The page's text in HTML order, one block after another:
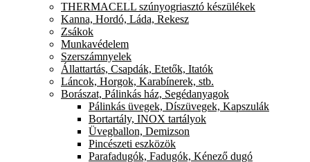
THERMACELL szúnyogriasztó készülékek
Kanna, Hordó, Láda, Rekesz
Zsákok
Munkavédelem
Szerszámnyelek
Állattartás, Csapdák, Etetők, Itatók
Láncok, Horgok, Karabínerek, stb.
Borászat, Pálinkás ház, Segédanyagok
Pálinkás üvegek, Díszüvegek, Kapszulák
Bortartály, INOX tartályok
Üvegballon, Demizson
Pincészeti eszközök
Parafadugók, Fadugók, Kénező dugó